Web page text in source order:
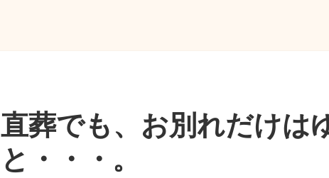
直葬でも、お別れだけは
と・・・。